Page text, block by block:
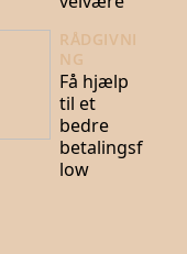
RÅDGIVNI
NG
Få hjælp
til et
bedre
betalingsf
low